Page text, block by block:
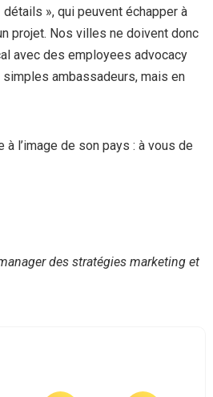
», qui peuvent échapper à
projet. Nos villes ne doivent donc
avec des employees advocacy
ambassadeurs, mais en
l’image de son pays : à vous de
des stratégies marketing et